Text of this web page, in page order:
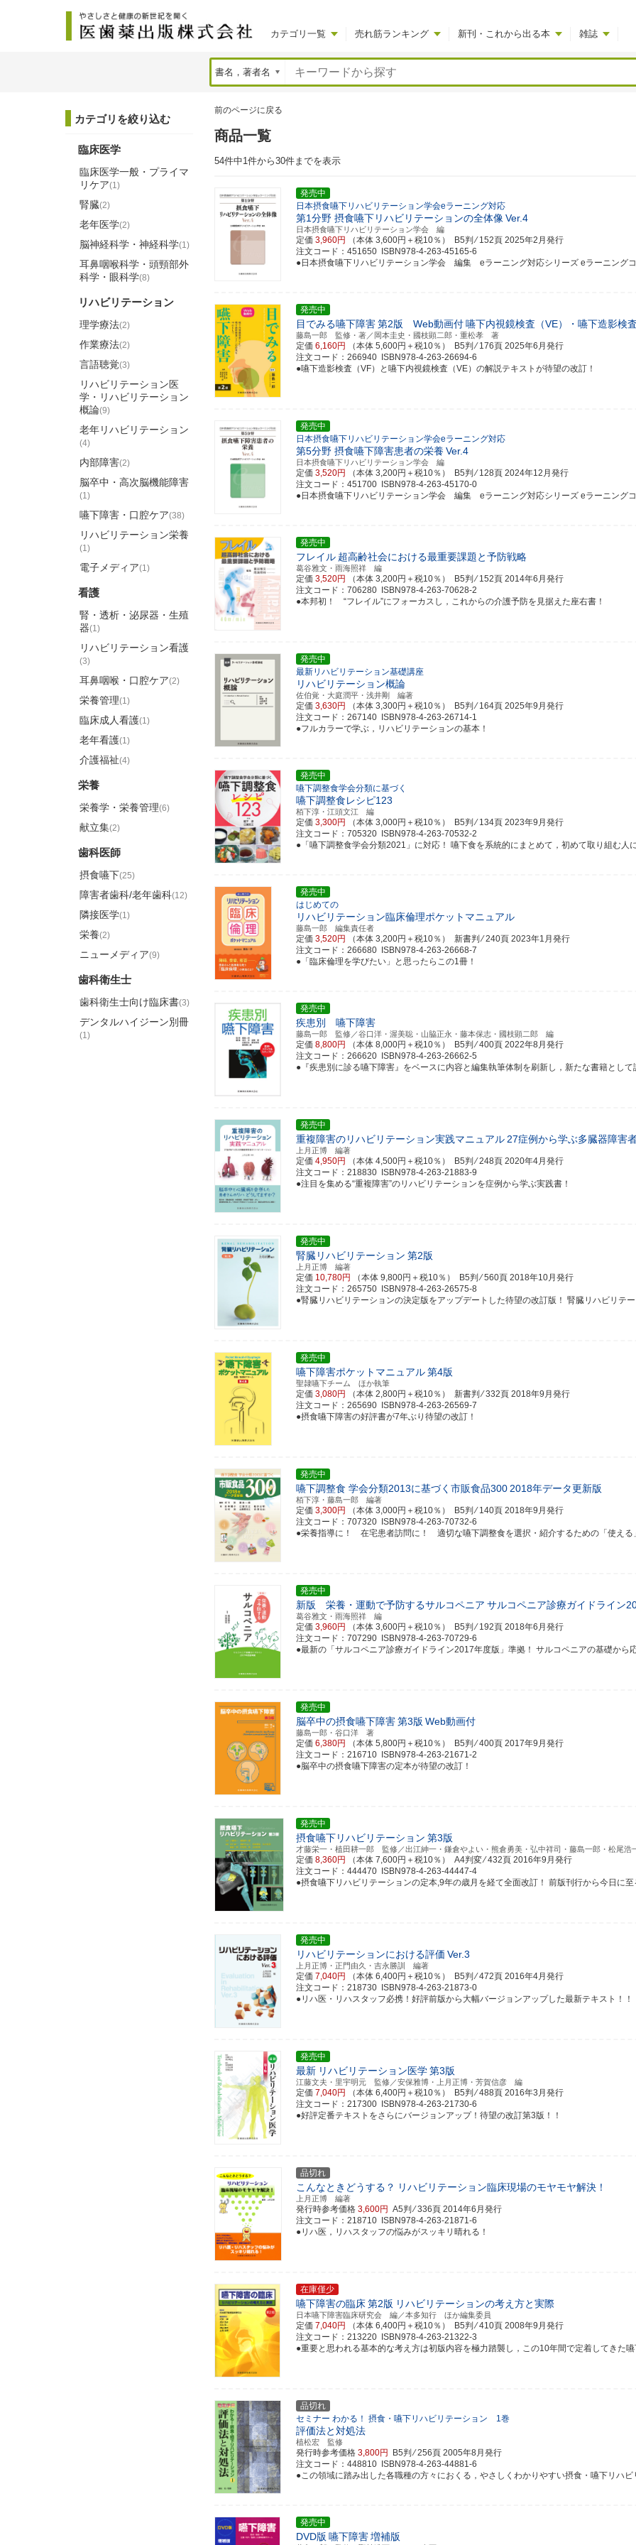
カテゴリ一覧 売れ筋ランキング 新刊・これから出る本 雑誌
前のページに戻る
商品一覧
54件中1件から30件までを表示
発売中
日本摂食嚥下リハビリテーション学会eラーニング対応
第1分野 摂食嚥下リハビリテーションの全体像Ver.4
日本摂食嚥下リハビリテーション学会 編
定価 3,960円 （本体 3,600円＋税10％） B5判 ⁄ 152頁 2025年2月発行
注文コード：451650 ISBN978-4-263-45165-6
●日本摂食嚥下リハビリテーション学会 編集 eラーニング対応シリーズ eラーニング
発売中
目でみる嚥下障害第2版 Web動画付嚥下内視鏡検査（VE）・嚥下造影検
藤島一郎 監修・著／岡本圭史・國枝顕二郎・重松孝 著
定価 6,160円 （本体 5,600円＋税10％） B5判 ⁄ 176頁 2025年6月発行
注文コード：266940 ISBN978-4-263-26694-6
●嚥下造影検査（VF）と嚥下内視鏡検査（VE）の解説テキストが待望の改訂！
発売中
日本摂食嚥下リハビリテーション学会eラーニング対応
第5分野 摂食嚥下障害患者の栄養 Ver.4
日本摂食嚥下リハビリテーション学会 編
定価 3,520円 （本体 3,200円＋税10％） B5判 ⁄ 128頁 2024年12月発行
注文コード：451700 ISBN978-4-263-45170-0
●日本摂食嚥下リハビリテーション学会 編集 eラーニング対応シリーズ eラーニング
発売中
フレイル 超高齢社会における最重要課題と予防戦略
葛谷雅文・雨海照祥 編
定価 3,520円 （本体 3,200円＋税10％） B5判 ⁄ 152頁 2014年6月発行
注文コード：706280 ISBN978-4-263-70628-2
●本邦初！ “フレイル”にフォーカスし，これからの介護予防を見据えた座右書！
発売中
最新リハビリテーション基礎講座
リハビリテーション概論
佐伯覚・大庭潤平・浅井剛 編著
定価 3,630円 （本体 3,300円＋税10％） B5判 ⁄ 164頁 2025年9月発行
注文コード：267140 ISBN978-4-263-26714-1
●フルカラーで学ぶ，リハビリテーションの基本！
発売中
嚥下調整食学会分類に基づく
嚥下調整食レシピ123
栢下淳・江頭文江 編
定価 3,300円 （本体 3,000円＋税10％） B5判 ⁄ 134頁 2023年9月発行
注文コード：705320 ISBN978-4-263-70532-2
●「嚥下調整食学会分類2021」に対応！ 嚥下食を系統的にまとめて，初めて取り組む人
発売中
はじめての
リハビリテーション臨床倫理ポケットマニュアル
藤島一郎 編集責任者
定価 3,520円 （本体 3,200円＋税10％） 新書判 ⁄ 240頁 2023年1月発行
注文コード：266680 ISBN978-4-263-26668-7
●「臨床倫理を学びたい」と思ったらこの1冊！
発売中
疾患別 嚥下障害
藤島一郎 監修／谷口洋・渥美聡・山脇正永・藤本保志・國枝顕二郎 編
定価 8,800円 （本体 8,000円＋税10％） B5判 ⁄ 400頁 2022年8月発行
注文コード：266620 ISBN978-4-263-26662-5
●『疾患別に診る嚥下障害』をベースに内容と編集執筆体制を刷新し，新たな書籍として
発売中
重複障害のリハビリテーション実践マニュアル27症例から学ぶ多臓器障害
上月正博 編著
定価 4,950円 （本体 4,500円＋税10％） B5判 ⁄ 248頁 2020年4月発行
注文コード：218830 ISBN978-4-263-21883-9
●注目を集める“重複障害”のリハビリテーションを症例から学ぶ実践書！
発売中
腎臓リハビリテーション 第2版
上月正博 編著
定価 10,780円 （本体 9,800円＋税10％） B5判 ⁄ 560頁 2018年10月発行
注文コード：265750 ISBN978-4-263-26575-8
●腎臓リハビリテーションの決定版をアップデートした待望の改訂版！ 腎臓リハビリテ
発売中
嚥下障害ポケットマニュアル第4版
聖隷嚥下チーム ほか執筆
定価 3,080円 （本体 2,800円＋税10％） 新書判 ⁄ 332頁 2018年9月発行
注文コード：265690 ISBN978-4-263-26569-7
●摂食嚥下障害の好評書が7年ぶり待望の改訂！
発売中
嚥下調整食 学会分類2013に基づく市販食品3002018年データ更新版
栢下淳・藤島一郎 編著
定価 3,300円 （本体 3,000円＋税10％） B5判 ⁄ 140頁 2018年9月発行
注文コード：707320 ISBN978-4-263-70732-6
●栄養指導に！ 在宅患者訪問に！ 適切な嚥下調整食を選択・紹介するための「使え
発売中
新版 栄養・運動で予防するサルコペニア サルコペニア診療ガイドライン
葛谷雅文・雨海照祥 編
定価 3,960円 （本体 3,600円＋税10％） B5判 ⁄ 192頁 2018年6月発行
注文コード：707290 ISBN978-4-263-70729-6
●最新の「サルコペニア診療ガイドライン2017年度版」準拠！ サルコペニアの基礎から
発売中
脳卒中の摂食嚥下障害第3版 Web動画付
藤島一郎・谷口洋 著
定価 6,380円 （本体 5,800円＋税10％） B5判 ⁄ 400頁 2017年9月発行
注文コード：216710 ISBN978-4-263-21671-2
●脳卒中の摂食嚥下障害の定本が待望の改訂！
発売中
摂食嚥下リハビリテーション 第3版
才藤栄一・植田耕一郎 監修／出江紳一・鎌倉やよい・熊倉勇美・弘中祥司・藤島一郎・松尾
定価 8,360円 （本体 7,600円＋税10％） A4判変 ⁄ 432頁 2016年9月発行
注文コード：444470 ISBN978-4-263-44447-4
●摂食嚥下リハビリテーションの定本,9年の歳月を経て全面改訂！ 前版刊行から今日に
発売中
リハビリテーションにおける評価 Ver.3
上月正博・正門由久・吉永勝訓 編著
定価 7,040円 （本体 6,400円＋税10％） B5判 ⁄ 472頁 2016年4月発行
注文コード：218730 ISBN978-4-263-21873-0
●リハ医・リハスタッフ必携！好評前版から大幅バージョンアップした最新テキスト！！
発売中
最新 リハビリテーション医学第3版
江藤文夫・里宇明元 監修／安保雅博・上月正博・芳賀信彦 編
定価 7,040円 （本体 6,400円＋税10％） B5判 ⁄ 488頁 2016年3月発行
注文コード：217300 ISBN978-4-263-21730-6
●好評定番テキストをさらにバージョンアップ！待望の改訂第3版！！
品切れ
こんなときどうする？ リハビリテーション臨床現場のモヤモヤ解決！
上月正博 編著
発行時参考価格 3,600円 A5判 ⁄ 336頁 2014年6月発行
注文コード：218710 ISBN978-4-263-21871-6
●リハ医，リハスタッフの悩みがスッキリ晴れる！
在庫僅少
嚥下障害の臨床第2版 リハビリテーションの考え方と実際
日本嚥下障害臨床研究会 編／本多知行 ほか編集委員
定価 7,040円 （本体 6,400円＋税10％） B5判 ⁄ 410頁 2008年9月発行
注文コード：213220 ISBN978-4-263-21322-3
●重要と思われる基本的な考え方は初版内容を極力踏襲し，この10年間で定着してきた
品切れ
セミナー わかる！ 摂食・嚥下リハビリテーション 1巻
評価法と対処法
植松宏 監修
発行時参考価格 3,800円 B5判 ⁄ 256頁 2005年8月発行
注文コード：448810 ISBN978-4-263-44881-6
●この領域に踏み出した各職種の方々におくる，やさしくわかりやすい摂食・嚥下リハ
発売中
DVD版 嚥下障害増補版
カテゴリを絞り込む
臨床医学
臨床医学一般・プライマ
リケア(1)
腎臓(2)
老年医学(2)
脳神経科学・神経科学(1)
耳鼻咽喉科学・頭頸部外
科学・眼科学(8)
リハビリテーション
理学療法(2)
作業療法(2)
言語聴覚(3)
リハビリテーション医
学・リハビリテーション
概論(9)
老年リハビリテーション
(4)
内部障害(2)
脳卒中・高次脳機能障害
(1)
嚥下障害・口腔ケア(38)
リハビリテーション栄養
(1)
電子メディア(1)
看護
腎・透析・泌尿器・生殖
器(1)
リハビリテーション看護
(3)
耳鼻咽喉・口腔ケア(2)
栄養管理(1)
臨床成人看護(1)
老年看護(1)
介護福祉(4)
栄養
栄養学・栄養管理(6)
献立集(2)
歯科医師
摂食嚥下(25)
障害者歯科/老年歯科(12)
隣接医学(1)
栄養(2)
ニューメディア(9)
歯科衛生士
歯科衛生士向け臨床書(3)
デンタルハイジーン別冊
(1)